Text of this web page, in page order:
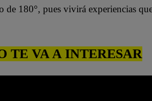
de 180°, pues vivirá experiencias
TE VA A INTERESAR